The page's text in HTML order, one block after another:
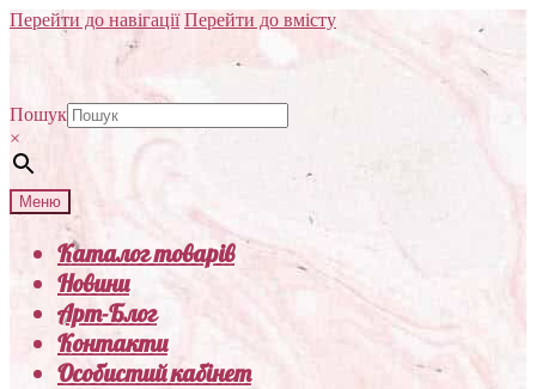
Перейти до навігації Перейти до вмісту
Пошук
×
Меню
Каталог товарів
Новини
Арт-Блог
Контакти
Особистий кабінет